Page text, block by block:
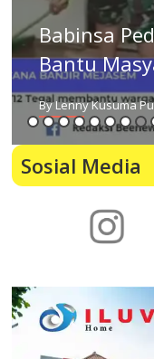
Tanggap
2021
Sosial Media